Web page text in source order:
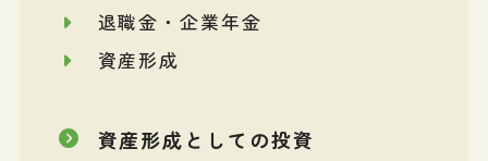
退職金・企業年金
資産形成
資産形成としての投資